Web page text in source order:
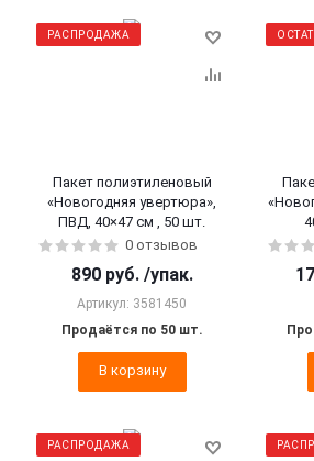
РАСПРОДАЖА
Пакет полиэтиленовый
«Новогодняя увертюра»,
ПВД, 40×47 см , 50 шт.
0 отзывов
890 руб. /упак.
Артикул: 3581450
Продаётся по 50 шт.
В корзину
РАСПРОДАЖА